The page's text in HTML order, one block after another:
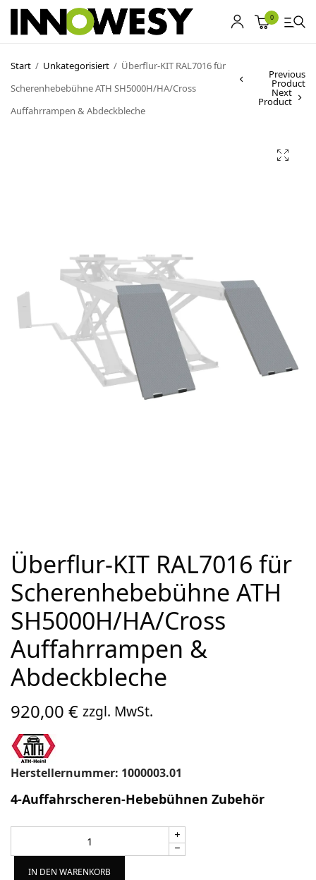
0
Start / Unkategorisiert / Überflur-KIT RAL7016 für
Scherenhebebühne ATH SH5000H/HA/Cross
Auffahrrampen & Abdeckbleche
Previous
Product
Next
Product
Überflur-KIT RAL7016 für
Scherenhebebühne ATH
SH5000H/HA/Cross
Auffahrrampen &
Abdeckbleche
920,00€ zzgl. MwSt.
Herstellernummer: 1000003.01
4-Auffahrscheren-Hebebühnen Zubehör
IN DEN WARENKORB
Shop